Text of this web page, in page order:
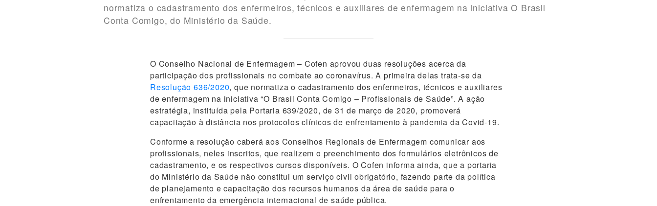
normatiza o cadastramento dos enfermeiros, técnicos e auxiliares de enfermagem na iniciativa O Brasil
Conta Comigo, do Ministério da Saúde.
O Conselho Nacional de Enfermagem – Cofen aprovou duas resoluções acerca da
participação dos profissionais no combate ao coronavírus. A primeira delas trata-se da
Resolução 636/2020, que normatiza o cadastramento dos enfermeiros, técnicos e auxiliares
de enfermagem na iniciativa “O Brasil Conta Comigo – Profissionais de Saúde”. A ação
estratégia, instituída pela Portaria 639/2020, de 31 de março de 2020, promoverá
capacitação à distância nos protocolos clínicos de enfrentamento à pandemia da Covid-19.
Conforme a resolução caberá aos Conselhos Regionais de Enfermagem comunicar aos
profissionais, neles inscritos, que realizem o preenchimento dos formulários eletrônicos de
cadastramento, e os respectivos cursos disponíveis. O Cofen informa ainda, que a portaria
do Ministério da Saúde não constitui um serviço civil obrigatório, fazendo parte da política
de planejamento e capacitação dos recursos humanos da área de saúde para o
enfrentamento da emergência internacional de saúde pública.